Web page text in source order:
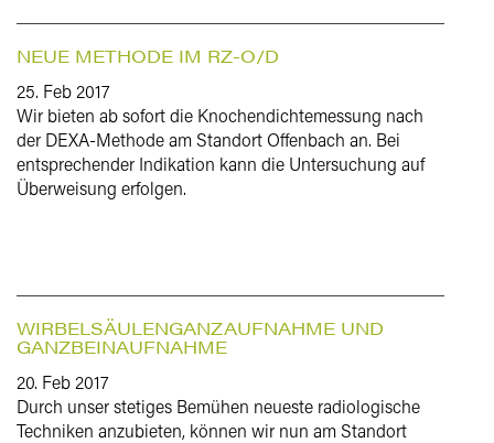
NEUE METHODE IM RZ-O/D
25. Feb 2017
Wir bieten ab sofort die Knochendichtemessung nach
der DEXA-Methode am Standort Offenbach an. Bei
entsprechender Indikation kann die Untersuchung auf
Überweisung erfolgen.
WIRBELSÄULENGANZAUFNAHME UND
GANZBEINAUFNAHME
20. Feb 2017
Durch unser stetiges Bemühen neueste radiologische
Techniken anzubieten, können wir nun am Standort